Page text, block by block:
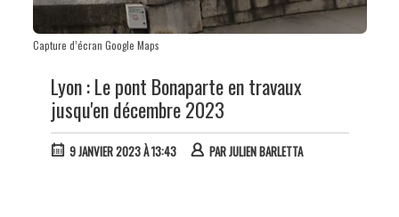
Capture d’écran Google Maps
Lyon : Le pont Bonaparte en travaux
jusqu'en décembre 2023
9 JANVIER 2023 À 13:43 PARJULIEN BARLETTA